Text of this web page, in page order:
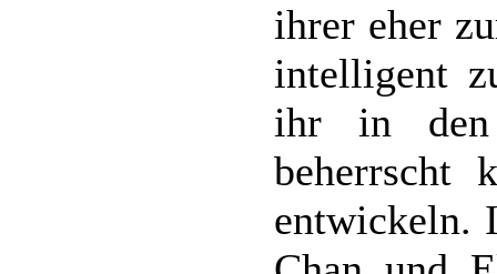
ihrer eher
intelligent
ihr in den
beherrscht
entwickeln.